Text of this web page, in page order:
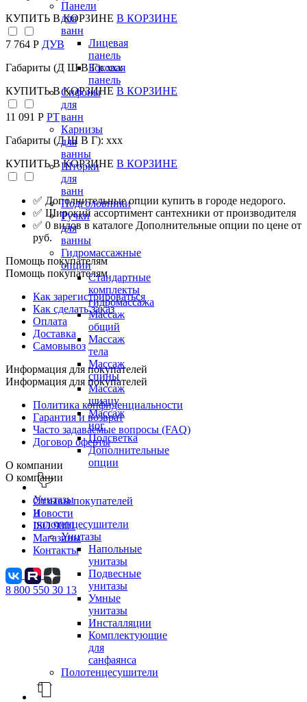
Панели
для
ванн
Лицевая
панель
Боковая
панель
Сифоны
для
ванн
Карнизы
для
ванны
Шторки
для
ванн
Подголовники
Ручки
для
ванны
Гидромассажные
опции
Стандартные
комплекты
гидромассажа
Массаж
общий
Массаж
тела
Массаж
спины
Массаж
шиацу
Массаж
ног
Подсветка
Дополнительные
опции
Унитазы
и
полотенцесушители
Унитазы
Напольные
унитазы
Подвесные
унитазы
Умные
унитазы
Инсталляции
Комплектующие
для
санфаянса
Полотенцесушители
КУПИТЬ В КОРЗИНЕ В КОРЗИНЕ
7 764 Р ДУВ
Габариты (Д Ш В Г): xxx
КУПИТЬ В КОРЗИНЕ В КОРЗИНЕ
11 091 Р РТ
Габариты (Д Ш В Г): xxx
КУПИТЬ В КОРЗИНЕ В КОРЗИНЕ
✅ Дополнительные опции купить в городе недорого.
✅ Широкий ассортимент сантехники от производителя
✅ 0 видов в каталоге Дополнительные опции по цене от
руб.
Помощь покупателям
Помощь покупателям
Как зарегистрироваться
Как сделать заказ
Оплата
Доставка
Самовывоз
Информация для покупателей
Информация для покупателей
Политика конфиденциальности
Гарантия и возврат
Часто задаваемые вопросы (FAQ)
Договор оферты
О компании
О компании
Отзывы покупателей
Новости
ISO 9001
Магазины
Контакты
8 800 550 30 13